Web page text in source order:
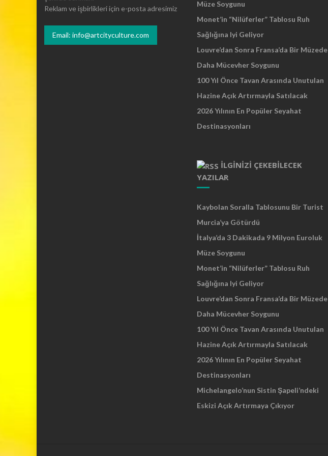
Reklam ve işbirlikleri için e-posta adresimiz
Email: info@artcityculture.com
Müze Soygunu
Monet’in “Nilüferler” Tablosu Ruh
Sağlığına Iyi Geliyor
Louvre’dan Sonra Fransa’da Bir Müzede
Daha Mücevher Soygunu
100 Yıl Önce Tavan Arasında Unutulan
Hazine Açık Artırmayla Satılacak
2026 Yılının En Popüler Seyahat
Destinasyonları
İLGINIZI ÇEKEBILECEK
YAZILAR
Kaybolan Soralla Tablosunu Bir Turist
Murcia’ya Götürdü
İtalya’da 3 Dakikada 9 Milyon Euroluk
Müze Soygunu
Monet’in “Nilüferler” Tablosu Ruh
Sağlığına Iyi Geliyor
Louvre’dan Sonra Fransa’da Bir Müzede
Daha Mücevher Soygunu
100 Yıl Önce Tavan Arasında Unutulan
Hazine Açık Artırmayla Satılacak
2026 Yılının En Popüler Seyahat
Destinasyonları
Michelangelo’nun Sistin Şapeli’ndeki
Eskizi Açık Artırmaya Çıkıyor